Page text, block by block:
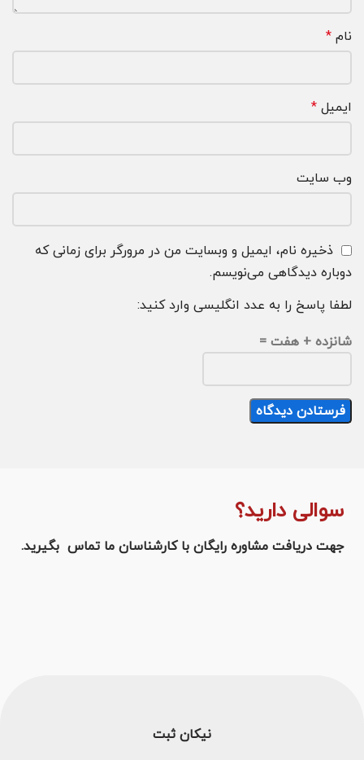
نام*
ایمیل*
وب‌ سایت
ذخیره نام، ایمیل و وبسایت من در مرورگر برای زمانی که
دوباره دیدگاهی می‌نویسم.
لطفا پاسخ را به عدد انگلیسی وارد کنید:
شانزده + هفت =
سوالی دارید؟
جهت دریافت مشاوره رایگان با کارشناسان ما تماس بگیرید.
نیکان ثبت